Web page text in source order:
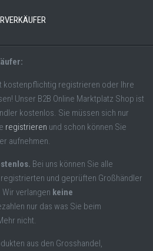
kostenpflichtig registrieren oder Ihre
Unser B2B Online Marktplatz Shop ist
kostenlos. Sie müssen sich nur
registrieren und schon können Sie
aufnehmen.
Bei uns können Sie alle
und geprüften Großhändler
verlangen keine
nur das was Sie beim
nicht.
aus den Grosshandel,